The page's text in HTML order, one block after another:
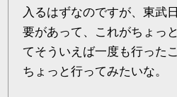
入るはずなのですが、東武
要があって、これがちょっ
てそういえば一度も行った
ちょっと行ってみたいな。